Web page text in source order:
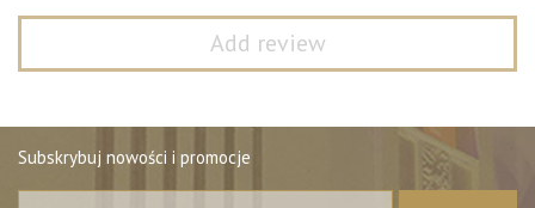
Subskrybuj nowości i promocje